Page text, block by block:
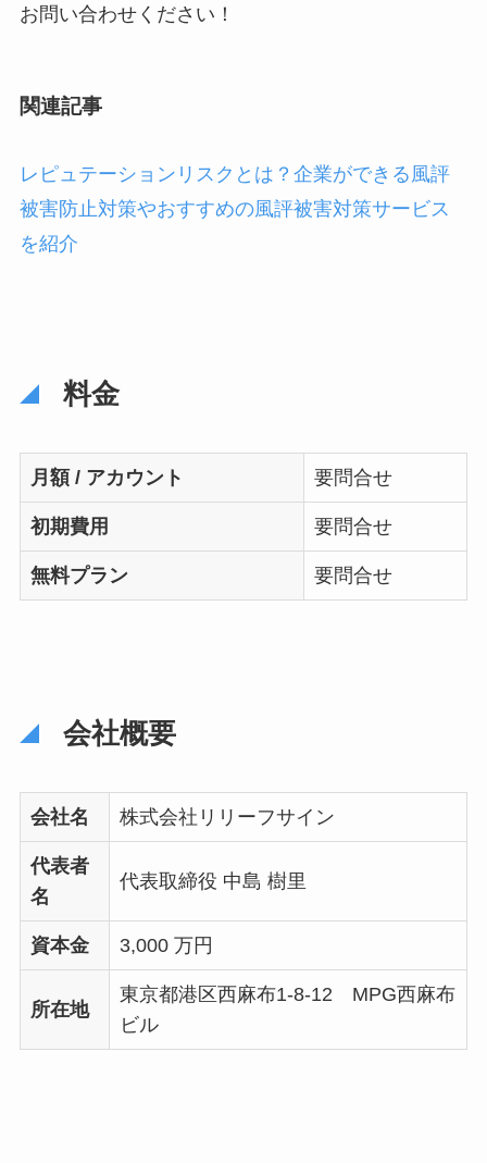
お問い合わせください！
関連記事
レピュテーションリスクとは？企業ができる風評
被害防止対策やおすすめの風評被害対策サービス
を紹介
料金
月額 / アカウント 要問合せ
初期費用 要問合せ
無料プラン 要問合せ
会社概要
会社名 株式会社リリーフサイン
代表者
名
代表取締役 中島 樹里
資本金 3,000 万円
所在地
東京都港区西麻布1-8-12 MPG西麻布
ビル